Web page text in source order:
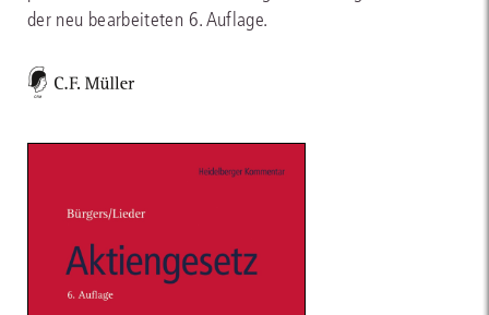
der neu bearbeiteten 6. Auflage.